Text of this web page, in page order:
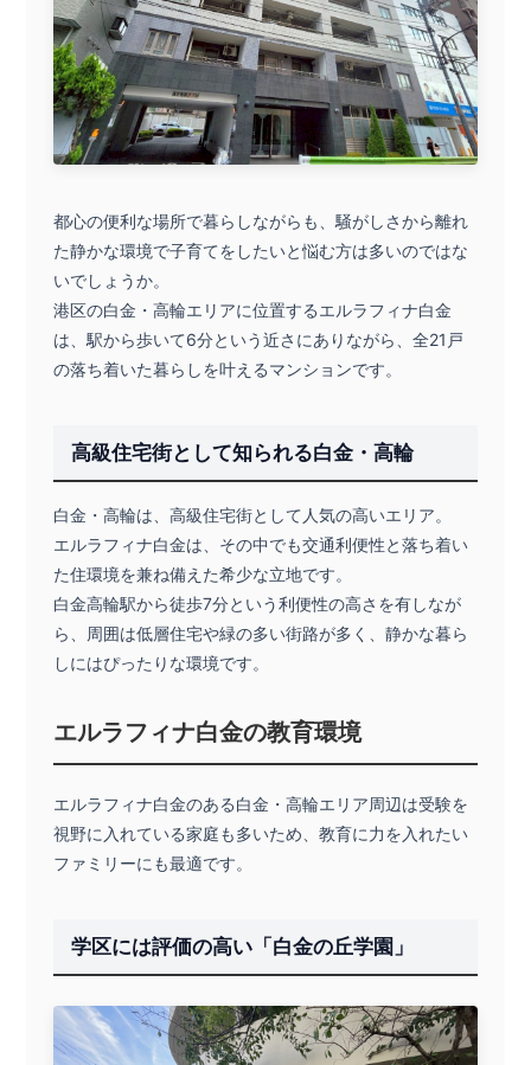
都心の便利な場所で暮らしながらも、騒がしさから離れ
た静かな環境で子育てをしたいと悩む方は多いのではな
いでしょうか。
港区の白金・高輪エリアに位置するエルラフィナ白金
は、駅から歩いて6分という近さにありながら、全21戸
の落ち着いた暮らしを叶えるマンションです。
高級住宅街として知られる白金・高輪
白金・高輪は、高級住宅街として人気の高いエリア。
エルラフィナ白金は、その中でも交通利便性と落ち着い
た住環境を兼ね備えた希少な立地です。
白金高輪駅から徒歩7分という利便性の高さを有しなが
ら、周囲は低層住宅や緑の多い街路が多く、静かな暮ら
しにはぴったりな環境です。
エルラフィナ白金の教育環境
エルラフィナ白金のある白金・高輪エリア周辺は受験を
視野に入れている家庭も多いため、教育に力を入れたい
ファミリーにも最適です。
学区には評価の高い「白金の丘学園」